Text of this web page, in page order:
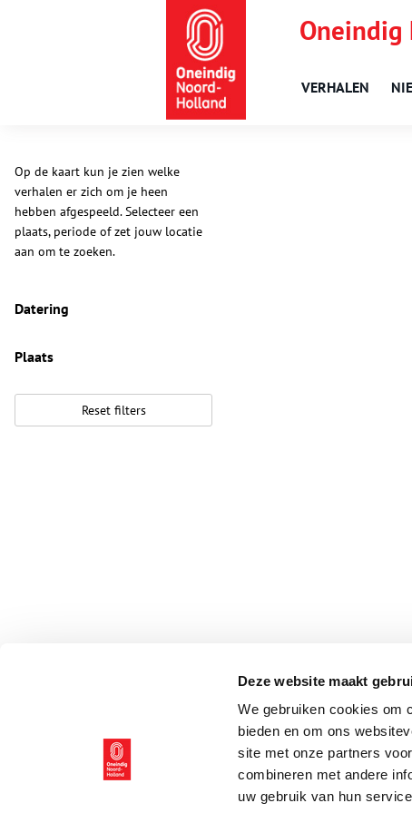
Deze website maakt
We gebruiken cookies om
bieden en om ons
site met onze partners
combineren met andere
uw gebruik van hun
VERHALEN
Op de kaart kun je zien welke
verhalen er zich om je heen
hebben afgespeeld. Selecteer een
plaats, periode of zet jouw locatie
aan om te zoeken.
Datering
Plaats
Reset filters